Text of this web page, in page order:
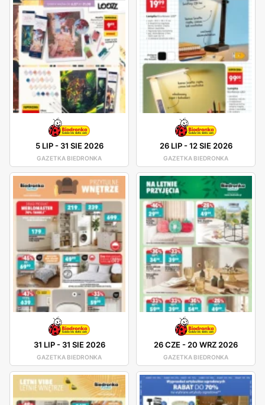
5 LIP- 31 SIE 2026
GAZETKA BIEDRONKA
26 LIP-12 SIE 2026
GAZETKA BIEDRONKA
31 LIP- 31 SIE 2026
GAZETKA BIEDRONKA
26 CZE - 20 WRZ 2026
GAZETKA BIEDRONKA